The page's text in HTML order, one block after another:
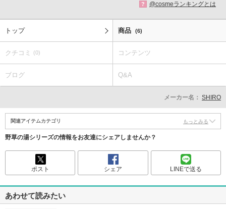
? @cosmeランキングとは
トップ 商品 (6)
クチコミ (0) コンテンツ
ブログ Q&A
メーカー名： SHIRO
関連アイテムカテゴリ もっとみる
野草の湯シリーズの情報をお友達にシェアしませんか？
ポスト シェア LINEで送る
あわせて読みたい